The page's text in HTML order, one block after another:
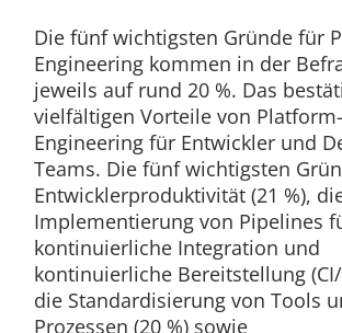
Die fünf wichtigsten Gründe für
Engineering kommen in der
jeweils auf rund 20 %. Das
vielfältigen Vorteile von Platform-
Engineering für Entwickler und
Teams. Die fünf wichtigsten
Entwicklerproduktivität (21 %),
Implementierung von Pipelines
kontinuierliche Integration und
kontinuierliche Bereitstellung (CI/
die Standardisierung von Tools
Prozessen (20 %) sowie